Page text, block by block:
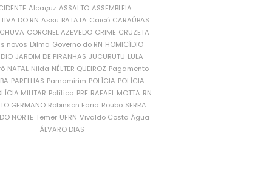
Alcaçuz ASSALTO ASSEMBLEIA
DO RN Assu BATATA Caicó CARAÚBAS
CORONEL AZEVEDO CRIME CRUZETA
novos Dilma Governo do RN HOMICÍDIO
JARDIM DE PIRANHAS JUCURUTU LULA
NATAL Nilda NÉLTER QUEIROZ Pagamento
PARELHAS Parnamirim POLÍCIA POLÍCIA
MILITAR Política PRF RAFAEL MOTTA RN
GERMANO Robinson Faria Roubo SERRA
NORTE Temer UFRN Vivaldo Costa Água
ÁLVARO DIAS